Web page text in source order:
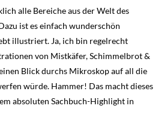
alle Bereiche aus der Welt des
ist es einfach wunderschön
illustriert. Ja, ich bin regelrecht
von Mistkäfer, Schimmelbrot &
Blick durchs Mikroskop auf all die
würde. Hammer! Das macht dieses
absoluten Sachbuch-Highlight in